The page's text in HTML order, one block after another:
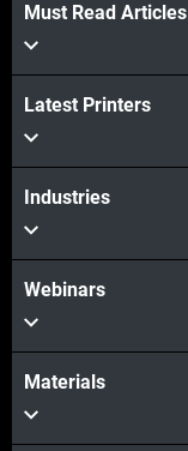
Must Read Articles
Latest Printers
Industries
Webinars
Materials